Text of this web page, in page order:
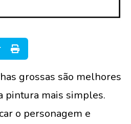
grossas são melhores
pintura mais simples.
o personagem e